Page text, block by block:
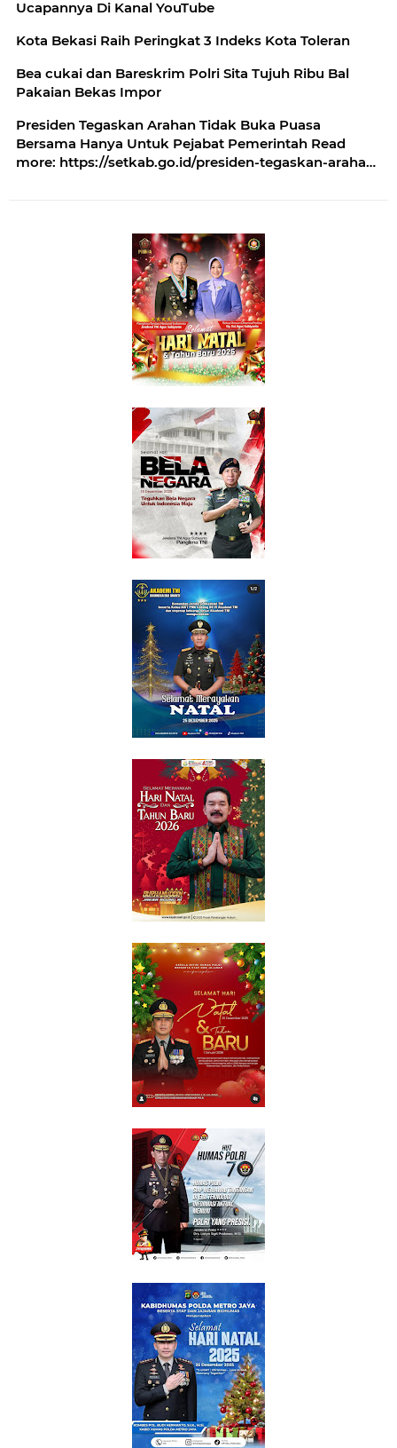
Ucapannya Di Kanal YouTube
Kota Bekasi Raih Peringkat 3 Indeks Kota Toleran
Bea cukai dan Bareskrim Polri Sita Tujuh Ribu Bal
Pakaian Bekas Impor
Presiden Tegaskan Arahan Tidak Buka Puasa
Bersama Hanya Untuk Pejabat Pemerintah Read
more: https://setkab.go.id/presiden-tegaskan-arahan-